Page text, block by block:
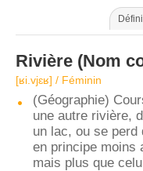
Rivière (Nom
[ʁi.vjɛʁ] / Féminin
(Géographie)
une autre rivière,
un lac, ou se
en principe moins
mais plus que